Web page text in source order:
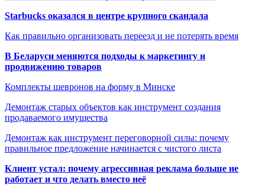
Starbucks оказался в центре крупного скандала
Как правильно организовать переезд и не потерять время
В Беларуси меняются подходы к маркетингу и
продвижению товаров
Комплекты шевронов на форму в Минске
Демонтаж старых объектов как инструмент создания
продаваемого имущества
Демонтаж как инструмент переговорной силы: почему
правильное предложение начинается с чистого листа
Клиент устал: почему агрессивная реклама больше не
работает и что делать вместо неё